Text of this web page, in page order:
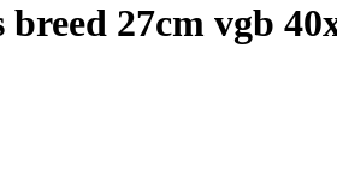
27cm vgb